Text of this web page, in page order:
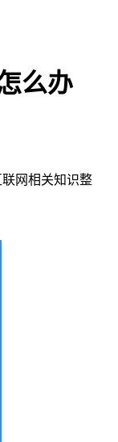
么办
网相关知识整